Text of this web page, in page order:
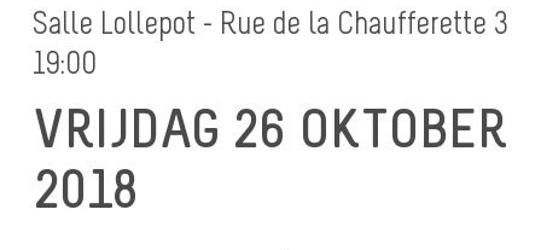
Salle Lollepot - Rue de la Chaufferette 3
19:00
VRIJDAG 26 OKTOBER
2018